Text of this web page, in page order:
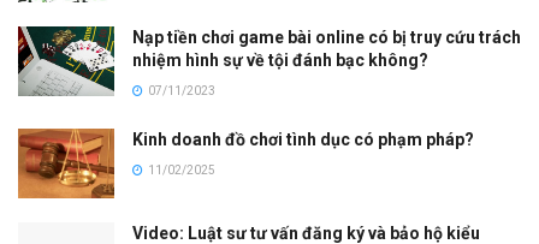
Nạp tiền chơi game bài online có bị truy cứu trách
nhiệm hình sự về tội đánh bạc không?
07/11/2023
Kinh doanh đồ chơi tình dục có phạm pháp?
11/02/2025
Video: Luật sư tư vấn đăng ký và bảo hộ kiểu